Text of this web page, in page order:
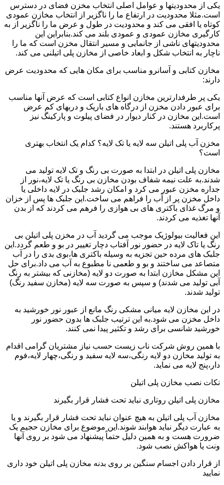
یکی از محدودیتها و عوامل اصلی انتخاب مخزن فضای در دسترس
است.مثلا محدودیت در ارتفاع ما را ناگزیر از انتخاب مخازن عمودی
کوتاه یا افقی می کند و محدودیت در طول و عرض ما را ناگزیر از به
کارگیری مخازن عمودی و عمودی بلند می کند.بنابراین این
محدودیتهای ناشی از جانمایی و مسیر انتقال مخزن است که ما را
ناچار به انتخاب شکل و ابعاد خاصی از مخازن پلی اتیلنی می کند.
مخازن کتابی و آسانرو مناسب برای مکان هایی که محدودیت عرض
دارند:
یکی پر طرفدارترین مخازن انواع کتابی است که عرض آنها مناسب
برای عبور دادن مخزن از درگاه های باریک و دربهای کم عرض
است.این مخازن در کنار دیوار در فضای پیلوت و پارکینگ نیز
پرکاربرد هستند.
مخزن آب پلی اتیلن سه لایه یا تک لایه؟ کدام یک انتخاب بهتری
است؟
مخازن پلی اتیلن در ابتدا به صورت بی رنگ و تک لایه تولید می
شدند.به علت نیمه شفاف بودن مخازن بی رنگ یا تک لایه،نور از
جداره مخزن عبور می کرد و امکان رشد جلبک در لایه داخلی یا
داخل مخزن پر از آب را فراهم می ساخت.این جلبک ها پس از خزان
و مرگ غذای باکتری های بی هوازی را فرهم می کردند که از بدن
آنها تغذیه می کردند.
این فعالیت بیولوژیک موجب می گردید آب در مخزن پلی اتیلن بی
رنگ یا تاک لایه در حضور نور آفتاب دچار تغییر در بو و طعم گردد.این
جلبک های مرده حین تجزیه به وسیله باکتری ها،بوی بدی را در آب
متصاعد می ساختند و بو و طعمی نا مطبوع به آب می داد.برای حل
این مشکل مخازن ابتدا به صورت دو لایه (مخازنی که بیشتر به رنگ
آبی تولید می شدند) و سپس به صورت سه لایه (مخازن سفید رنگ)
تولید شدند.
در این مخازن لایه میانی مشکی رنگ مانع از عبور نور خورشید به
داخل مخزن می شود.به این ترتیب جلبک ها بدون حضور نور
خورشید شانسی برای رشد و تکثیر پیدا نمی کنند.
با همین روش شرکت ناب زیست حسب نیاز مشتریان گرامی اقدام
به تولید مخازن دو لایه رنگی،سه لایه سفید و رنگی،چهار لایه،فوم
دار،پنج لایه می نماید.
نکات نصب مخازن پلی اتیلن
مخازن پلی اتیلن روتاری نباید تحت فشار قرار بگیرند
مخازن آب پلی اتیلن به هیچ عنوان نباید تحت فشار قرار بگیرند و یا
به عبارت دیگر نباید هوابند شوند.این موضوع برای مخازن حجیم یک
ضرورت هست و به همین دلیل حتماً پیشنهاد می شود بر روی آنها
ونت یا هواکش نصب شود.
از قرار دادن اجسام سنگین بر روی بدنه مخازن پلی اتیلن خود داری
نمایید